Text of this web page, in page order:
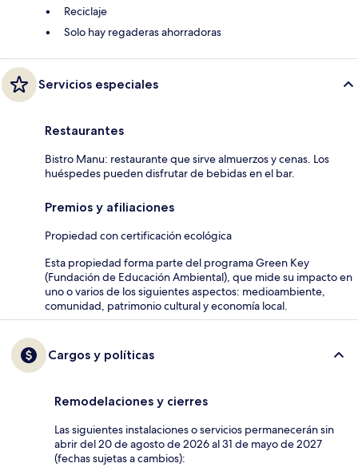
Reciclaje
Solo hay regaderas ahorradoras
Servicios especiales
Restaurantes
Bistro Manu: restaurante que sirve almuerzos y cenas. Los
huéspedes pueden disfrutar de bebidas en el bar.
Premios y afiliaciones
Propiedad con certificación ecológica
Esta propiedad forma parte del programa Green Key
(Fundación de Educación Ambiental), que mide su impacto en
uno o varios de los siguientes aspectos: medioambiente,
comunidad, patrimonio cultural y economía local.
Cargos y políticas
Remodelaciones y cierres
Las siguientes instalaciones o servicios permanecerán sin
abrir del 20 de agosto de 2026 al 31 de mayo de 2027
(fechas sujetas a cambios):